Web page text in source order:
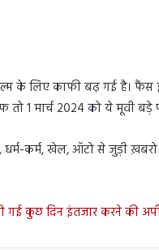
के लिए काफी बढ़ गई है। फैंस
1 मार्च 2024 को ये मूवी बड़े
धर्म-कर्म, खेल, ऑटो से जुड़ी
गई कुछ दिन इंतजार करने की